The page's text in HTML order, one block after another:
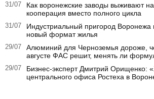
31/07
Как воронежские заводы выживают
кооперация вместо полного цикла
31/07
Индустриальный пригород Воронежа
новый формат жилья
29/07
Алюминий для Черноземья дороже,
августе ФАС решит, менять ли
29/07
Бизнес-эксперт Дмитрий Орищенко:
центрального офиса Ростеха в